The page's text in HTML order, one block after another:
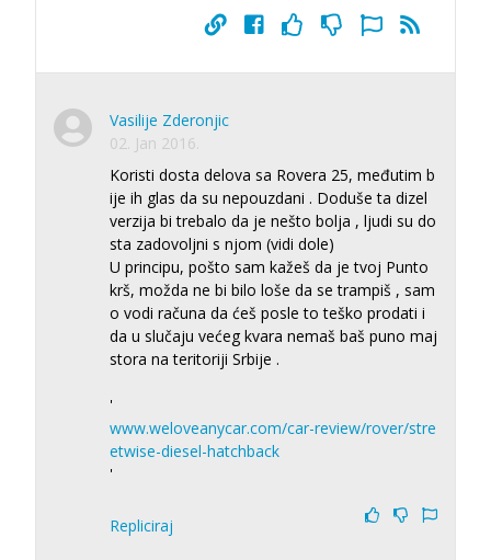
Vasilije Zderonjic
02. Jan 2016.
Koristi dosta delova sa Rovera 25, međutim b
ije ih glas da su nepouzdani . Doduše ta dizel
verzija bi trebalo da je nešto bolja , ljudi su do
sta zadovoljni s njom (vidi dole)
U principu, pošto sam kažeš da je tvoj Punto
krš, možda ne bi bilo loše da se trampiš , sam
o vodi računa da ćeš posle to teško prodati i
da u slučaju većeg kvara nemaš baš puno maj
stora na teritoriji Srbije .
'
www.weloveanycar.com/car-review/rover/stre
etwise-diesel-hatchback
'
Repliciraj